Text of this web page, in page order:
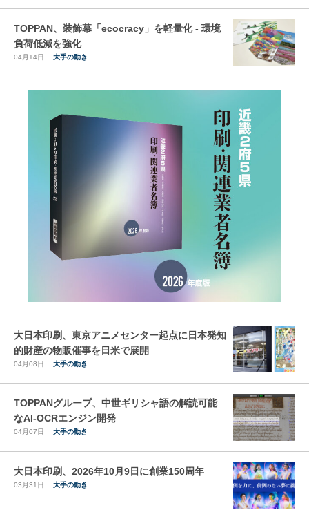
TOPPAN、装飾幕「ecocracy」を軽量化 - 環境
負荷低減を強化
04月14日 大手の動き
大日本印刷、東京アニメセンター起点に日本発知
的財産の物販催事を日米で展開
04月08日 大手の動き
TOPPANグループ、中世ギリシャ語の解読可能
なAI-OCRエンジン開発
04月07日 大手の動き
大日本印刷、2026年10月9日に創業150周年
03月31日 大手の動き